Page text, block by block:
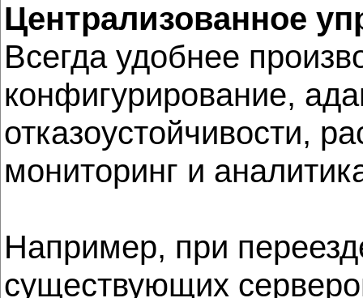
Централизованное
Всегда удобнее
конфигурирование,
отказоустойчивости,
мониторинг и
Например, при
существующих